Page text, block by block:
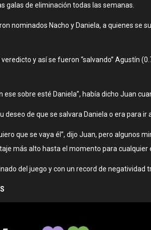
galas de eliminación todas las semanas.
nominados Nacho y Daniela, a quienes se
y así se fueron “salvando” Agustín
sobre esté Daniela”, había dicho Juan
de que se salvara Daniela o era para
que se vaya él”, dijo Juan, pero
más alto hasta el momento para cualquier
del juego y con un record de